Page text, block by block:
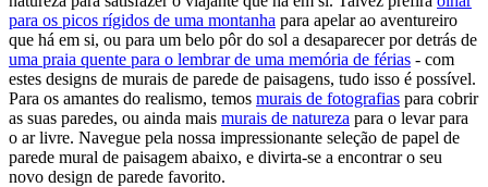
para os picos rígidos de uma montanha para apelar ao aventureiro
que há em si, ou para um belo pôr do sol a desaparecer por detrás de
uma praia quente para o lembrar de uma memória de férias - com
estes designs de murais de parede de paisagens, tudo isso é possível.
Para os amantes do realismo, temos murais de fotografias para cobrir
as suas paredes, ou ainda mais murais de natureza para o levar para
o ar livre. Navegue pela nossa impressionante seleção de papel de
parede mural de paisagem abaixo, e divirta-se a encontrar o seu
novo design de parede favorito.